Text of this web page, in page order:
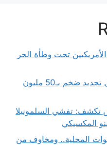
تحت وطأة الحر
متحف أوفيزي يكشف تفاصيل تجديد ضخم بـ50 مليون
تكشف: تفشي السلمونيلا
المكسيكي
المحلية.. ومخاوف من